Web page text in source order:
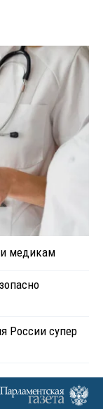
медикам
России супер